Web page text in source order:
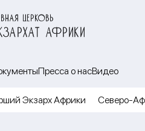
ЦЕРКОВЬ
АФРИКИ
Пресса о насВидео
Экзарх Африки Северо-